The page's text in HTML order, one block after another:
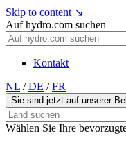
Skip to content ↘
Auf hydro.com suchen
Kontakt
NL / DE / FR
Sie sind jetzt auf unserer
Wählen Sie Ihre